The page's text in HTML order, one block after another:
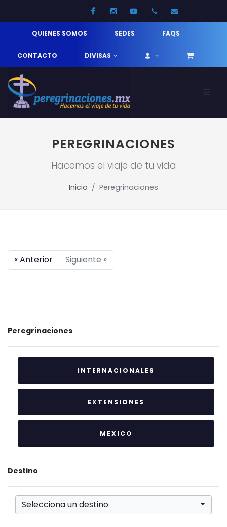
FacebookInstagramYoutube52 33 31210744
QUIENES SOMOS SEDES FAQS
CONTACTO DIVISAS
PEREGRINACIONES
Hacemos el viaje de tu vida
Inicio Peregrinaciones
« Anterior Siguiente »
Peregrinaciones
INTERNACIONALES
EXTENSIONES
MEXICO
Destino
Selecciona un destino